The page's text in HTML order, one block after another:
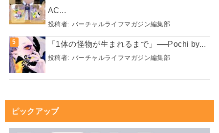
AC...
投稿者: バーチャルライフマガジン編集部
「1体の怪物が生まれるまで」──Pochi by...
投稿者: バーチャルライフマガジン編集部
ピックアップ